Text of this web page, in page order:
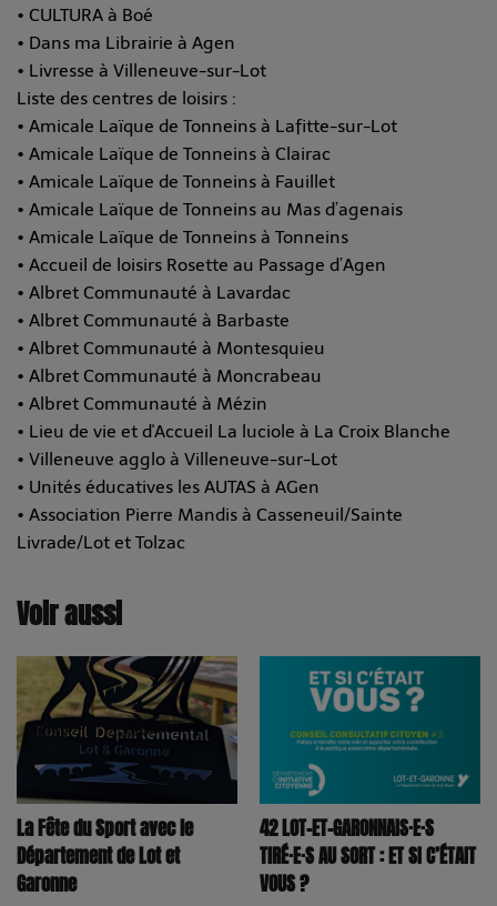
• CULTURA à Boé
• Dans ma Librairie à Agen
• Livresse à Villeneuve-sur-Lot
Liste des centres de loisirs :
• Amicale Laïque de Tonneins à Lafitte-sur-Lot
• Amicale Laïque de Tonneins à Clairac
• Amicale Laïque de Tonneins à Fauillet
• Amicale Laïque de Tonneins au Mas d’agenais
• Amicale Laïque de Tonneins à Tonneins
• Accueil de loisirs Rosette au Passage d’Agen
• Albret Communauté à Lavardac
• Albret Communauté à Barbaste
• Albret Communauté à Montesquieu
• Albret Communauté à Moncrabeau
• Albret Communauté à Mézin
• Lieu de vie et d'Accueil La luciole à La Croix Blanche
• Villeneuve agglo à Villeneuve-sur-Lot
• Unités éducatives les AUTAS à AGen
• Association Pierre Mandis à Casseneuil/Sainte
Livrade/Lot et Tolzac
Voir aussi
La Fête du Sport avec le
Département de Lot et
Garonne
42 LOT-ET-GARONNAIS·E·S
TIRÉ·E·S AU SORT : ET SI C’ÉTAIT
VOUS ?